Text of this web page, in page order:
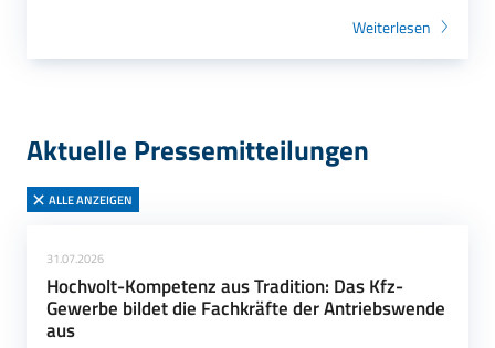
Weiterlesen
Aktuelle Pressemitteilungen
ALLE ANZEIGEN
31.07.2026
Hochvolt-Kompetenz aus Tradition: Das Kfz-
Gewerbe bildet die Fachkräfte der Antriebswende
aus